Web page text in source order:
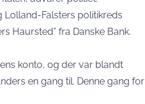
Lolland-Falsters politikreds
Haursted” fra Danske Bank.
konto, og der var blandt
en gang til. Denne gang for